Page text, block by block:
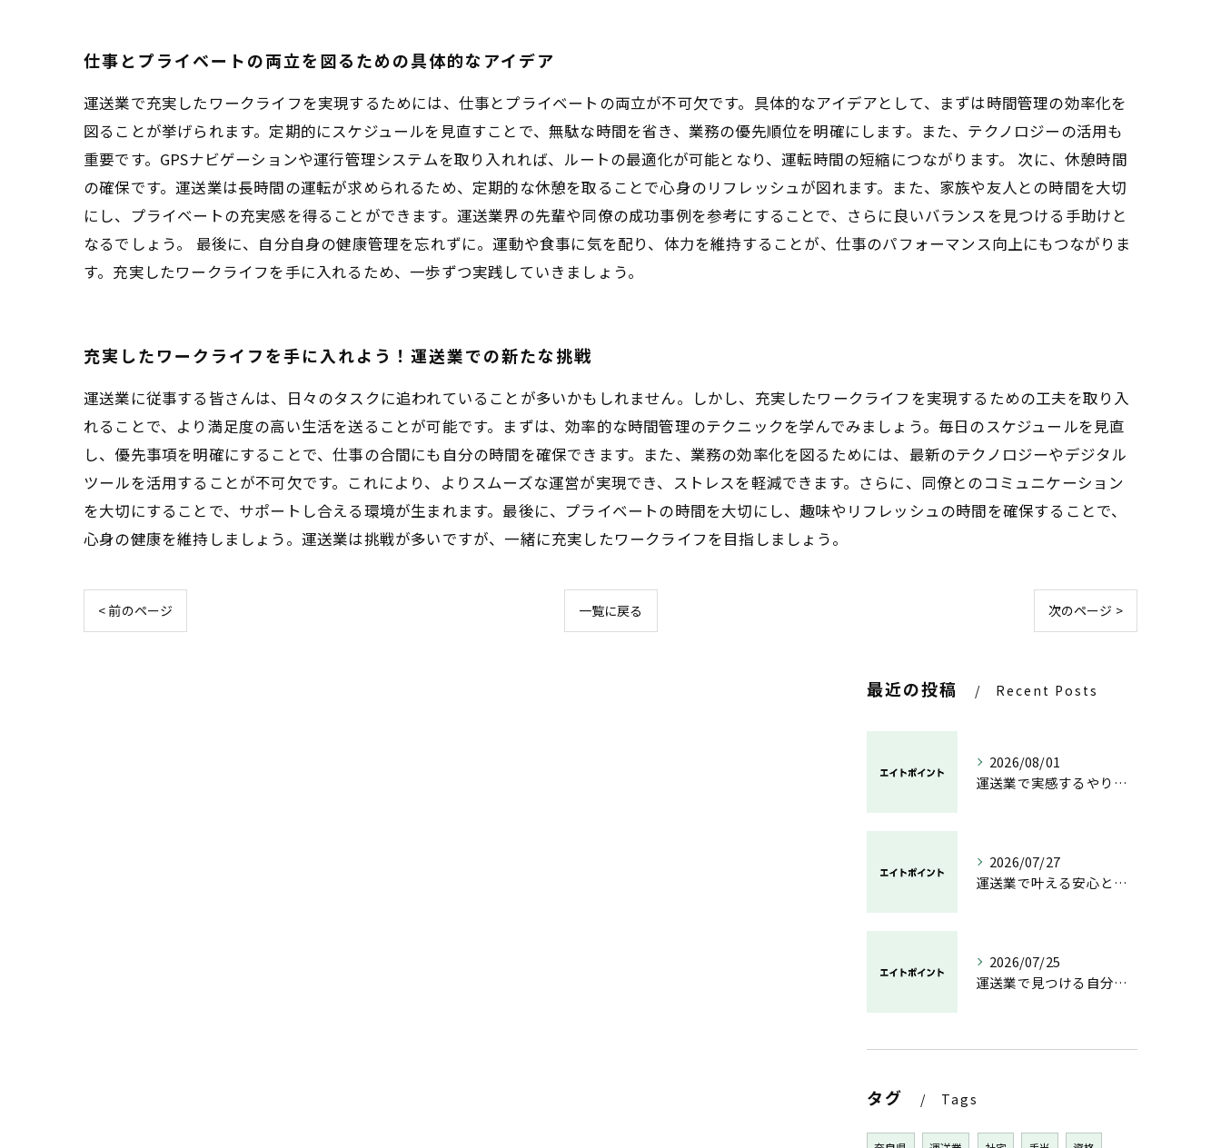
仕事とプライベートの両立を図るための具体的なアイデア
運送業で充実したワークライフを実現するためには、仕事とプライベートの両立が不可欠です。具体的なアイデアとして、まずは時間管理の効率化を
図ることが挙げられます。定期的にスケジュールを見直すことで、無駄な時間を省き、業務の優先順位を明確にします。また、テクノロジーの活用も
重要です。GPSナビゲーションや運行管理システムを取り入れれば、ルートの最適化が可能となり、運転時間の短縮につながります。 次に、休憩時間
の確保です。運送業は長時間の運転が求められるため、定期的な休憩を取ることで心身のリフレッシュが図れます。また、家族や友人との時間を大切
にし、プライベートの充実感を得ることができます。運送業界の先輩や同僚の成功事例を参考にすることで、さらに良いバランスを見つける手助けと
なるでしょう。 最後に、自分自身の健康管理を忘れずに。運動や食事に気を配り、体力を維持することが、仕事のパフォーマンス向上にもつながりま
す。充実したワークライフを手に入れるため、一歩ずつ実践していきましょう。
充実したワークライフを手に入れよう！運送業での新たな挑戦
運送業に従事する皆さんは、日々のタスクに追われていることが多いかもしれません。しかし、充実したワークライフを実現するための工夫を取り入
れることで、より満足度の高い生活を送ることが可能です。まずは、効率的な時間管理のテクニックを学んでみましょう。毎日のスケジュールを見直
し、優先事項を明確にすることで、仕事の合間にも自分の時間を確保できます。また、業務の効率化を図るためには、最新のテクノロジーやデジタル
ツールを活用することが不可欠です。これにより、よりスムーズな運営が実現でき、ストレスを軽減できます。さらに、同僚とのコミュニケーション
を大切にすることで、サポートし合える環境が生まれます。最後に、プライベートの時間を大切にし、趣味やリフレッシュの時間を確保することで、
心身の健康を維持しましょう。運送業は挑戦が多いですが、一緒に充実したワークライフを目指しましょう。
< 前のページ 一覧に戻る 次のページ >
最近の投稿 Recent Posts
2026/08/01
運送業で実感するやりがいと成長の魅力
2026/07/27
運送業で叶える安心と成長のキャリア
2026/07/25
運送業で見つける自分らしい働き方と安定の未来
タグ Tags